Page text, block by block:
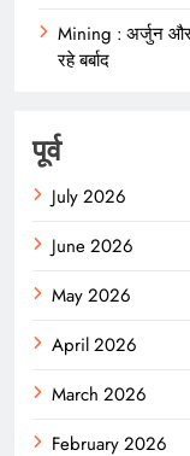
Mining : अर्जुन
रहे बर्बाद
पूर्व
July 2026
June 2026
May 2026
April 2026
March 2026
February 2026